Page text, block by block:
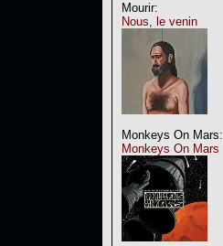
Mourir:
Nous, le venin
Monkeys On Mars:
Monkeys On Mars